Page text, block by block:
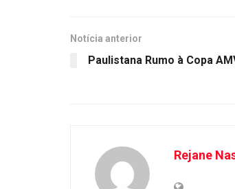
Notícia anterior
Paulistana Rumo à Copa
Rejane